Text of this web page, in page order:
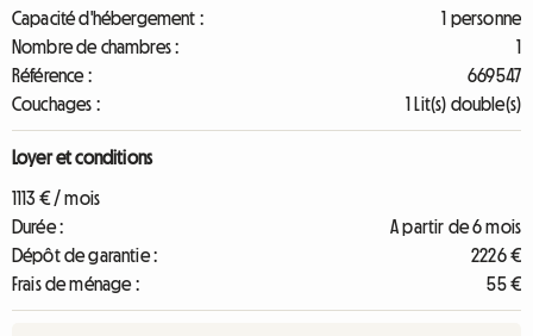
Capacité d'hébergement :
1 personne
Nombre de chambres :
1
Référence :
669547
Couchages :
1 Lit(s) double(s)
Loyer et conditions
1113 € / mois
Durée :
A partir de 6 mois
Dépôt de garantie :
2226 €
Frais de ménage :
55 €